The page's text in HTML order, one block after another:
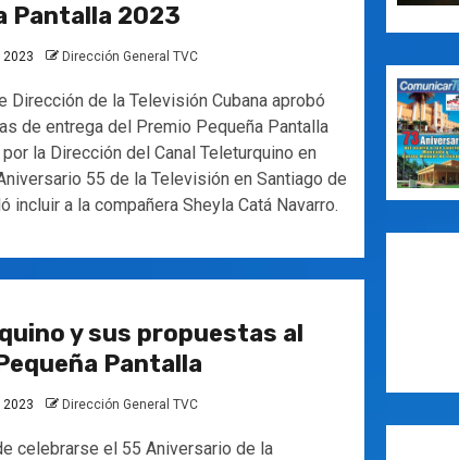
Pantalla 2023
2023 Dirección General TVC
Dirección de la Televisión Cubana aprobó
de entrega del Premio Pequeña Pantalla
la Dirección del Canal Teleturquino en
55 de la Televisión en Santiago de
incluir a la compañera Sheyla Catá Navarro.
y sus propuestas al
Pantalla
2023 Dirección General TVC
celebrarse el 55 Aniversario de la